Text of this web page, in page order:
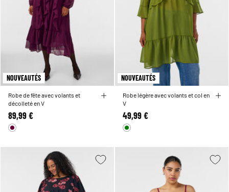
NOUVEAUTÉS
Robe de fête avec volants et
décolleté en V
89,99 €
NOUVEAUTÉS
Robe légère avec volants et col en
V
49,99 €